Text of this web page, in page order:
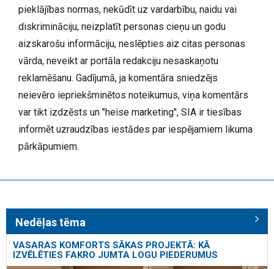
pieklājības normas, nekūdīt uz vardarbību, naidu vai
diskrimināciju, neizplatīt personas cieņu un godu
aizskarošu informāciju, neslēpties aiz citas personas
vārda, neveikt ar portāla redakciju nesaskaņotu
reklamēšanu. Gadījumā, ja komentāra sniedzējs
neievēro iepriekšminētos noteikumus, viņa komentārs
var tikt izdzēsts un "heise marketing", SIA ir tiesības
informēt uzraudzības iestādes par iespējamiem likuma
pārkāpumiem.
Nedēļas tēma
VASARAS KOMFORTS SĀKAS PROJEKTĀ: KĀ
IZVĒLĒTIES FAKRO JUMTA LOGU PIEDERUMUS